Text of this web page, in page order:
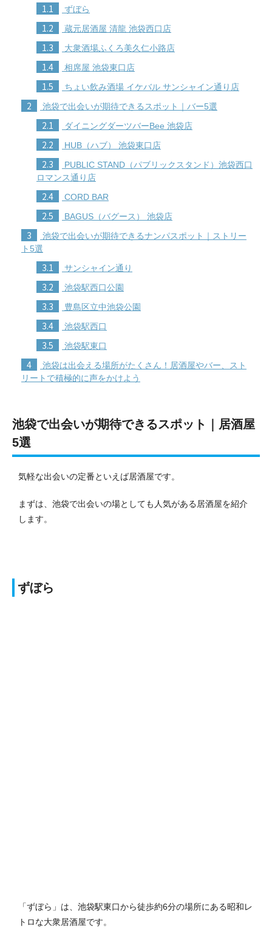
1.1 ずぼら
1.2 蔵元居酒屋 清龍 池袋西口店
1.3 大衆酒場ふくろ美久仁小路店
1.4 相席屋 池袋東口店
1.5 ちょい飲み酒場 イケバル サンシャイン通り店
2 池袋で出会いが期待できるスポット｜バー5選
2.1 ダイニングダーツバーBee 池袋店
2.2 HUB（ハブ） 池袋東口店
2.3
PUBLIC STAND（パブリックスタンド）池袋西口
ロマンス通り店
2.4 CORD BAR
2.5 BAGUS（バグース） 池袋店
3
池袋で出会いが期待できるナンパスポット｜ストリー
ト5選
3.1 サンシャイン通り
3.2 池袋駅西口公園
3.3 豊島区立中池袋公園
3.4 池袋駅西口
3.5 池袋駅東口
4
池袋は出会える場所がたくさん！居酒屋やバー、スト
リートで積極的に声をかけよう
池袋で出会いが期待できるスポット｜居酒屋
5選
気軽な出会いの定番といえば居酒屋です。
まずは、池袋で出会いの場としても人気がある居酒屋を紹介
します。
ずぼら
「ずぼら」は、池袋駅東口から徒歩約6分の場所にある昭和レ
トロな大衆居酒屋です。